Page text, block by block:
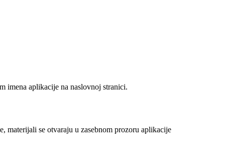
imena aplikacije na naslovnoj stranici.
se otvaraju u zasebnom prozoru aplikacije